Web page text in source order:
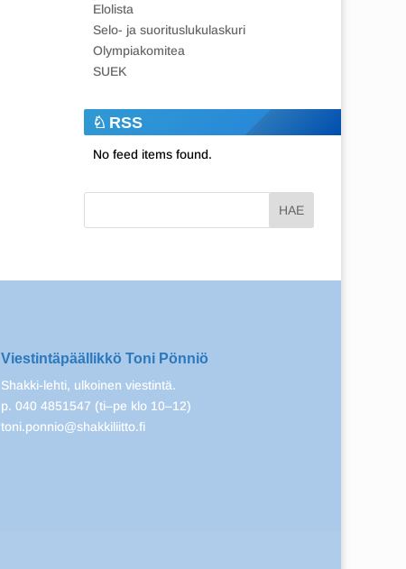
Elolista
Selo- ja suorituslukulaskuri
Olympiakomitea
SUEK
RSS
No feed items found.
Viestintäpäällikkö Toni Pönniö
Shakki-lehti, ulkoinen viestintä.
p. 040 4851547 (ti–pe klo 10–12)
toni.ponnio@shakkiliitto.fi